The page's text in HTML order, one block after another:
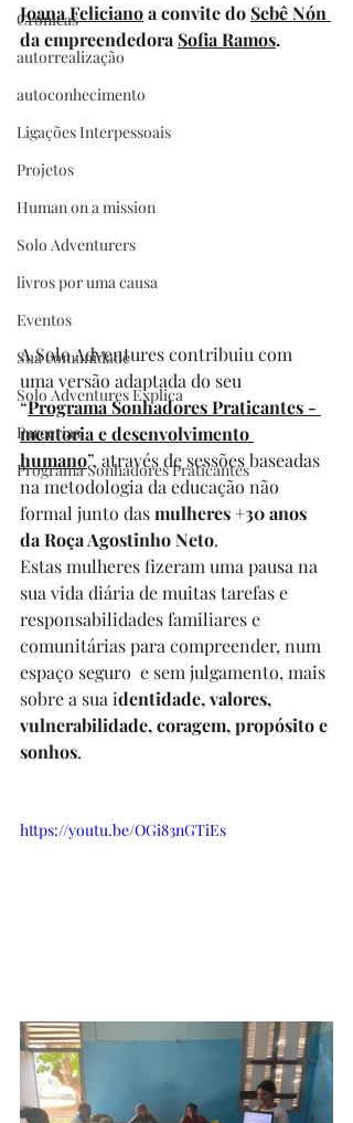
Crónicas
autorrealização
autoconhecimento
Ligações Interpessoais
Projetos
Human on a mission
Solo Adventurers
livros por uma causa
Eventos
Sua comunidade
Solo Adventures Explica
Parcerias
Programa Sonhadores Praticantes
Joana Feliciano a convite do Sebê Nón
da empreendedora Sofia Ramos.
A Solo Adventures contribuiu com
uma versão adaptada do seu
“Programa Sonhadores Praticantes -
mentoria e desenvolvimento
humano”, através de sessões baseadas
na metodologia da educação não
formal junto das mulheres +30 anos
da Roça Agostinho Neto.
Estas mulheres fizeram uma pausa na
sua vida diária de muitas tarefas e
responsabilidades familiares e
comunitárias para compreender, num
espaço seguro  e sem julgamento, mais
sobre a sua identidade, valores,
vulnerabilidade, coragem, propósito e
sonhos.
https://youtu.be/OGi83nGTiEs